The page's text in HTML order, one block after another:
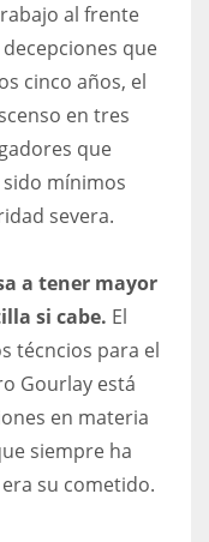
al frente
que
cinco años, el
en tres
que
mínimos
severa.
a tener mayor
si cabe. El
técncios para el
Gourlay está
en materia
siempre ha
su cometido.